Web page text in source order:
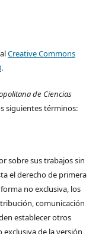
Creative Commons
.
de Ciencias
siguientes términos:
sobre sus trabajos sin
el derecho de primera
no exclusiva, los
comunicación
establecer otros
de la versión